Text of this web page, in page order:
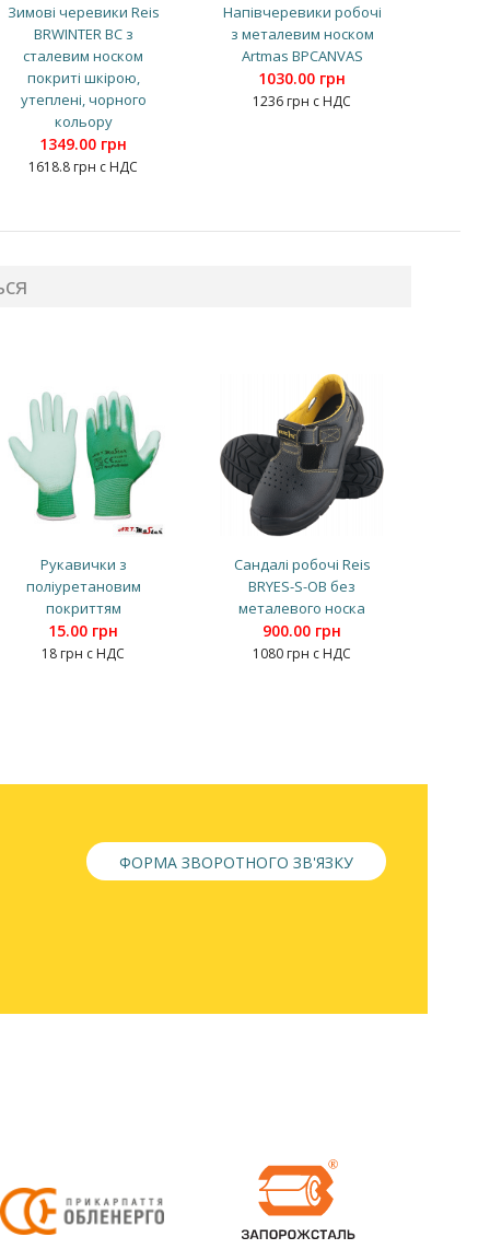
Зимові черевики Reis
BRWINTER BC з
сталевим носком
покриті шкірою,
утеплені, чорного
кольору
1349.00 грн
1618.8 грн с НДС
Напівчеревики робочі
з металевим носком
Artmas BPCANVAS
1030.00 грн
1236 грн с НДС
Рукавички з
поліуретановим
покриттям
15.00 грн
18 грн с НДС
Сандалі робочі Reis
BRYES-S-OB без
металевого носка
900.00 грн
1080 грн с НДС
ФОРМА ЗВОРОТНОГО ЗВ'ЯЗКУ